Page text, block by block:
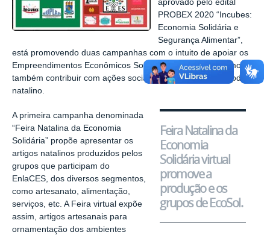
aprovado pelo edital
PROBEX 2020 “Incubes:
Economia Solidária e
Segurança Alimentar”,
está promovendo duas campanhas com o intuito de apoiar os
Empreendimentos Econômicos Solidários da Paraíba, como
também contribuir com ações sociais e solidárias, no período
natalino.
Feira Natalina da
Economia
Solidária virtual
promove a
produção e os
grupos de EcoSol.
A primeira campanha denominada
“Feira Natalina da Economia
Solidária” propõe apresentar os
artigos natalinos produzidos pelos
grupos que participam do
EnlaCES, dos diversos segmentos,
como artesanato, alimentação,
serviços, etc. A Feira virtual expõe
assim, artigos artesanais para
ornamentação dos ambientes